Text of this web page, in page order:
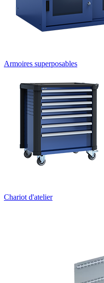
Armoires superposables
Chariot d'atelier